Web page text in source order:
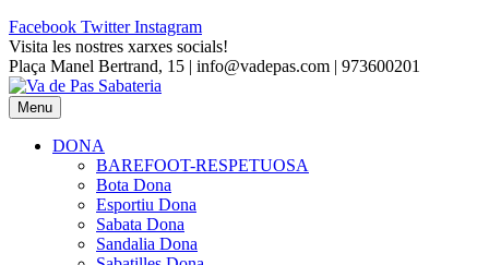
Facebook Twitter Instagram
Visita les nostres xarxes socials!
Plaça Manel Bertrand, 15 | info@vadepas.com | 973600201
Menu
DONA
BAREFOOT-RESPETUOSA
Bota Dona
Esportiu Dona
Sabata Dona
Sandalia Dona